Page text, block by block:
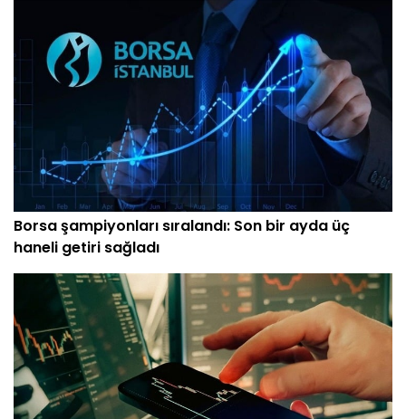
Borsa şampiyonları sıralandı: Son bir ayda üç
haneli getiri sağladı